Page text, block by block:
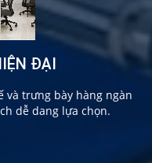
ĐẠI
và trưng bày hàng ngàn
dễ dang lựa chọn.